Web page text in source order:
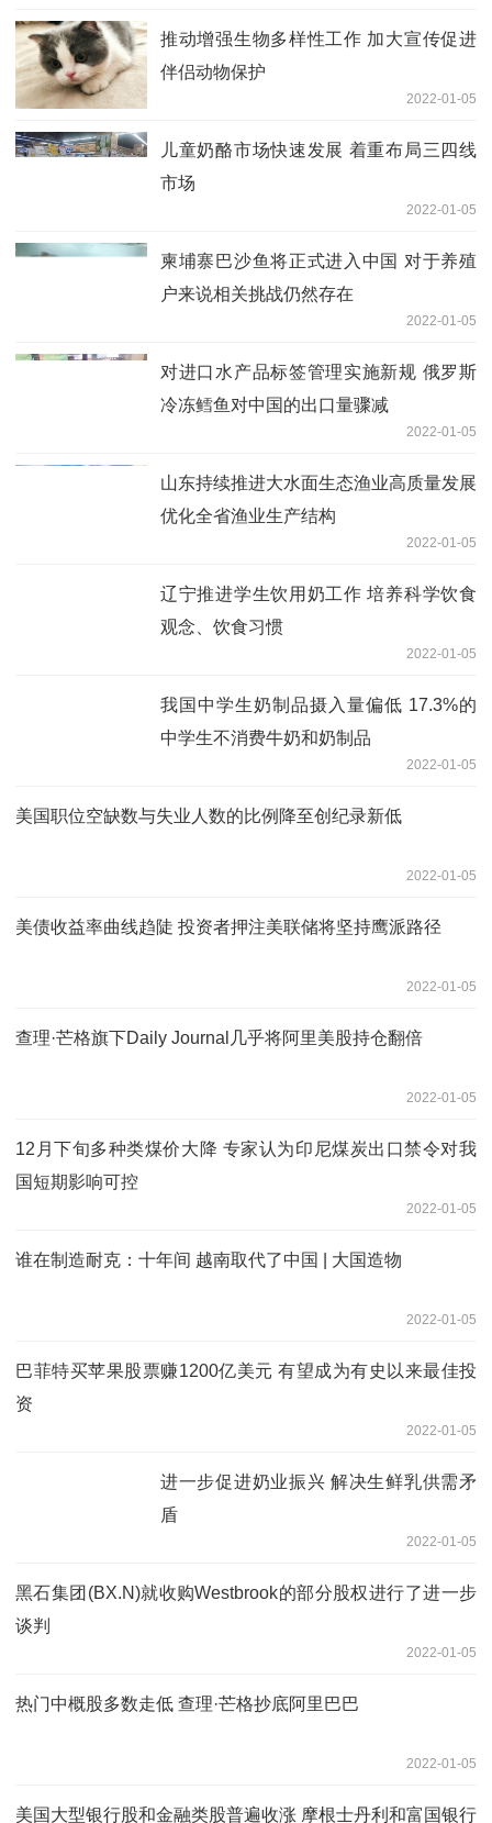
推动增强生物多样性工作 加大宣传促进
伴侣动物保护
2022-01-05
儿童奶酪市场快速发展 着重布局三四线
市场
2022-01-05
柬埔寨巴沙鱼将正式进入中国 对于养殖
户来说相关挑战仍然存在
2022-01-05
对进口水产品标签管理实施新规 俄罗斯
冷冻鳕鱼对中国的出口量骤减
2022-01-05
山东持续推进大水面生态渔业高质量发展
优化全省渔业生产结构
2022-01-05
辽宁推进学生饮用奶工作 培养科学饮食
观念、饮食习惯
2022-01-05
我国中学生奶制品摄入量偏低 17.3%的
中学生不消费牛奶和奶制品
2022-01-05
美国职位空缺数与失业人数的比例降至创纪录新低
2022-01-05
美债收益率曲线趋陡 投资者押注美联储将坚持鹰派路径
2022-01-05
查理·芒格旗下Daily Journal几乎将阿里美股持仓翻倍
2022-01-05
12月下旬多种类煤价大降 专家认为印尼煤炭出口禁令对我
国短期影响可控
2022-01-05
谁在制造耐克：十年间 越南取代了中国 | 大国造物
2022-01-05
巴菲特买苹果股票赚1200亿美元 有望成为有史以来最佳投
资
2022-01-05
进一步促进奶业振兴 解决生鲜乳供需矛
盾
2022-01-05
黑石集团(BX.N)就收购Westbrook的部分股权进行了进一步
谈判
2022-01-05
热门中概股多数走低 查理·芒格抄底阿里巴巴
2022-01-05
美国大型银行股和金融类股普遍收涨 摩根士丹利和富国银行